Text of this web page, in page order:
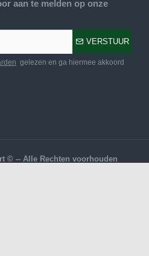
aan te melden op onze
VERSTUUR
gelezen en ga hiermee akkoord
© -- Alle Rechten voorhouden